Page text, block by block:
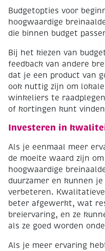
Budgetopties voor
hoogwaardige
die binnen budget
Bij het kiezen van
feedback van andere
dat je een product van
ook nuttig zijn om
winkeliers te
of kortingen kunt
Investeren in
Als je eenmaal meer
de moeite waard zijn
hoogwaardige
duurzamer en kunnen
verbeteren.
beter afgewerkt, wat
breiervaring, en ze
als ze goed worden
Als je meer ervaring